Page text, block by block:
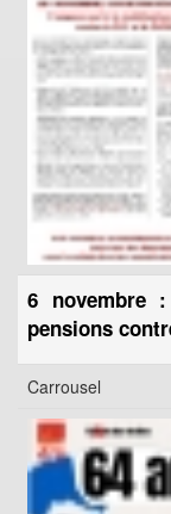
6 novembre
pensions
Carrousel